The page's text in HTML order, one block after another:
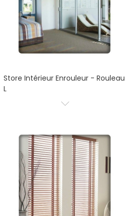
Store Intérieur Enrouleur - Rouleau
L